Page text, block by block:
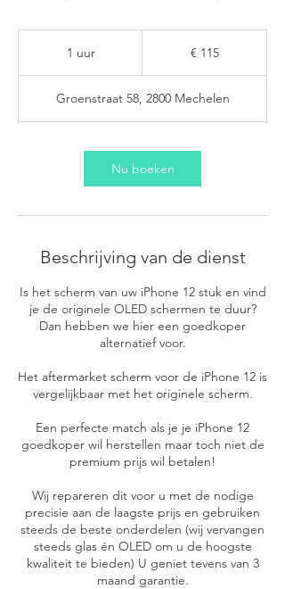
1 uur1
€ 115
Groenstraat 58, 2800 Mechelen
Nu boeken
Beschrijving van de dienst
Is het scherm van uw iPhone 12 stuk en vind
je de originele OLED schermen te duur?
Dan hebben we hier een goedkoper
alternatief voor.
Het aftermarket scherm voor de iPhone 12 is
vergelijkbaar met het originele scherm.
Een perfecte match als je je iPhone 12
goedkoper wil herstellen maar toch niet de
premium prijs wil betalen!
Wij repareren dit voor u met de nodige
precisie aan de laagste prijs en gebruiken
steeds de beste onderdelen (wij vervangen
steeds glas én OLED om u de hoogste
kwaliteit te bieden) U geniet tevens van 3
maand garantie.